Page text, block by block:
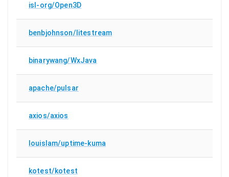
isl-org/Open3D
benbjohnson/litestream
binarywang/WxJava
apache/pulsar
axios/axios
louislam/uptime-kuma
kotest/kotest